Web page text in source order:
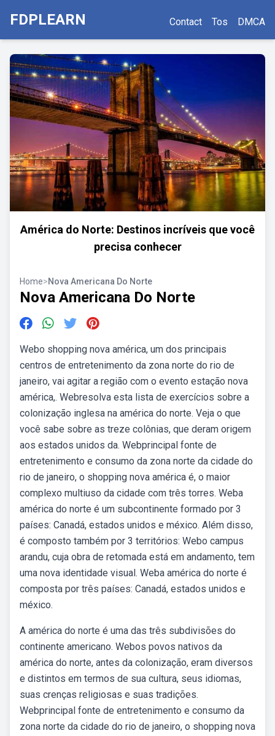
FDPLEARN Contact Tos DMCA
América do Norte: Destinos incríveis que você
precisa conhecer
Home>Nova Americana Do Norte
Nova Americana Do Norte
Webo shopping nova américa, um dos principais
centros de entretenimento da zona norte do rio de
janeiro, vai agitar a região com o evento estação nova
américa,. Webresolva esta lista de exercícios sobre a
colonização inglesa na américa do norte. Veja o que
você sabe sobre as treze colônias, que deram origem
aos estados unidos da. Webprincipal fonte de
entretenimento e consumo da zona norte da cidade do
rio de janeiro, o shopping nova américa é, o maior
complexo multiuso da cidade com três torres. Weba
américa do norte é um subcontinente formado por 3
países: Canadá, estados unidos e méxico. Além disso,
é composto também por 3 territórios: Webo campus
arandu, cuja obra de retomada está em andamento, tem
uma nova identidade visual. Weba américa do norte é
composta por três países: Canadá, estados unidos e
méxico.
A américa do norte é uma das três subdivisões do
continente americano. Webos povos nativos da
américa do norte, antes da colonização, eram diversos
e distintos em termos de sua cultura, seus idiomas,
suas crenças religiosas e suas tradições.
Webprincipal fonte de entretenimento e consumo da
zona norte da cidade do rio de janeiro, o shopping nova